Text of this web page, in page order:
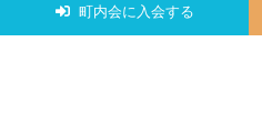
町内会に入会する